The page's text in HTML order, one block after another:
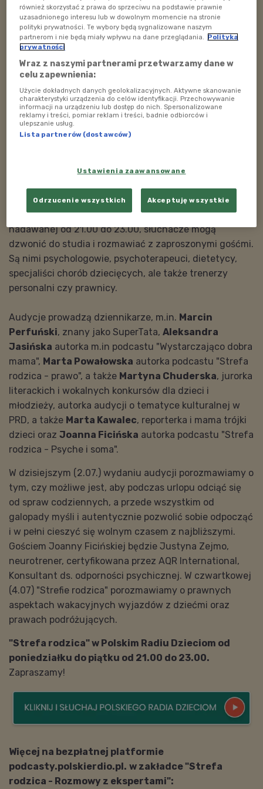
poniedziałku do piątku.
POSŁUCHAJ
57:55
Czy pozwolić dziecku na to aby się zmęczyło,
spociło i ubłociło?_Strefa Rodzica 1 lipca godz.
21:00
W "Strefie rodzica" w Polskim Radiu Dzieciom
kierują do nas rodzice. Odpowiadamy im bez pudru i
bez tajemnic. Podczas każdej wieczornej audycji
nadawanej od 21.00 do 23.00, słuchacze mogą
dzwonić do studia i rozmawiać z zaproszonymi gośćmi.
Są nimi psychologowie, psychoterapeuci, dietetycy,
specjaliści chorób dziecięcych, ale także trenerzy
personalni czy prawnicy.
Audycje prowadzą dziennikarze, m.in. Marcin
Perfuński, znany jako SuperTata, Aleksandra
Jasińska autorka m.in podcastu "Wystarczająco dobra
mama", Marta Powałowska autorka podcastu "Strefa
rodzica - prawo", a także Martyna Chuderska, jurorka
literackich i wokalnych konkursów dla dzieci i
młodzieży, autorka audycji o tematyce kulturalnej w
PRD, a także Marta Kawalec, reporterka i mama trójki
dzieci oraz Joanna Ficińska autorka podcastu "Strefa
rodzica - Psyche i soma".
W dzisiejszym (2.07.) wydaniu audycji porozmawiamy o
tym, czy możliwe jest, aby podczas urlopu odciąć się
od spraw codziennych, a przede wszystkim od
galopady myśli i autentycznie pozwolić sobie odpocząć
i w pełni cieszyć się wolnym czasem z najbliższymi.
Gościem Joanny Ficińskiej będzie Justyna Zejmo,
neurotrener, certyfikowana przez AQR International,
Konsultant ds. odporności psychicznej. W czwartkowej
(4.07) "Strefie rodzica" porozmawiamy o prawnych
aspektach wakacyjnych wyjazdów z dziećmi oraz
prawach podróżujących.
"Strefa rodzica" w Polskim Radiu Dzieciom od
poniedziałku do piątku od 21.00 do 23.00.
Zapraszamy!
Więcej na bezpłatnej platformie
podcasty.polskierdio.pl. w zakładce "Strefa
rodzica - Rozmowy z ekspertami":
również skorzystać z prawa do sprzeciwu na podstawie prawnie
uzasadnionego interesu lub w dowolnym momencie na stronie
polityki prywatności. Te wybory będą sygnalizowane naszym
partnerom i nie będą miały wpływu na dane przeglądania. Polityka
prywatności
Wraz z naszymi partnerami przetwarzamy dane w
celu zapewnienia:
Użycie dokładnych danych geolokalizacyjnych. Aktywne skanowanie
charakterystyki urządzenia do celów identyfikacji. Przechowywanie
informacji na urządzeniu lub dostęp do nich. Spersonalizowane
reklamy i treści, pomiar reklam i treści, badnie odbiorców i
ulepszanie usług.
Lista partnerów (dostawców)
Ustawienia zaawansowane
Odrzucenie wszystkich Akceptuję wszystkie